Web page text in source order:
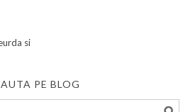
si
PE BLOG